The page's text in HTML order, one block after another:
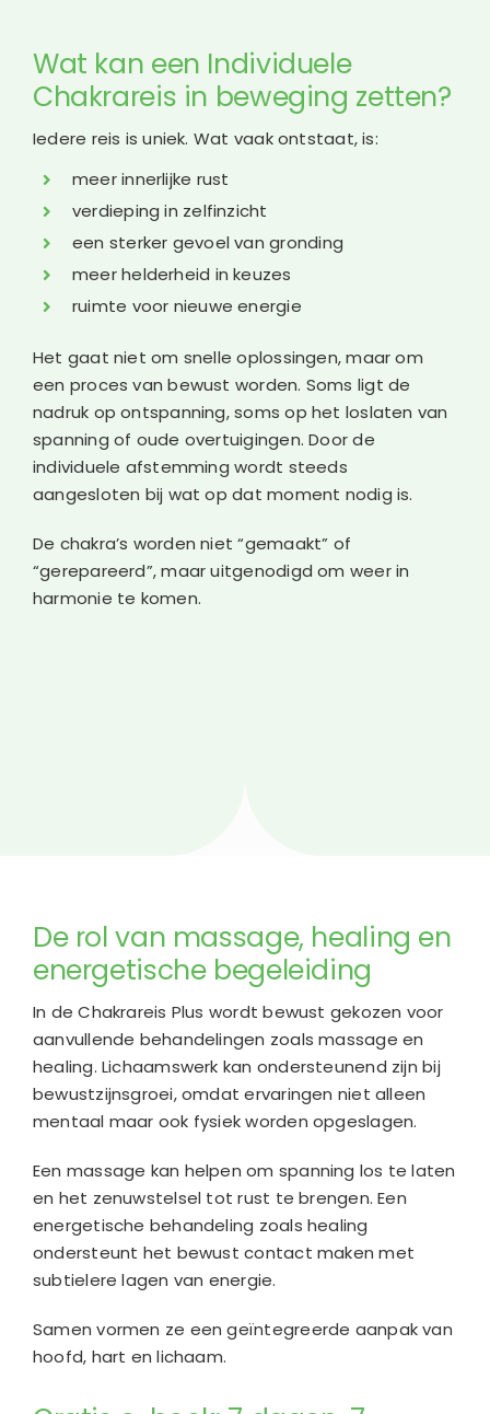
Wat kan een Individuele
Chakrareis in beweging zetten?
Iedere reis is uniek. Wat vaak ontstaat, is:
meer innerlijke rust
verdieping in zelfinzicht
een sterker gevoel van gronding
meer helderheid in keuzes
ruimte voor nieuwe energie
Het gaat niet om snelle oplossingen, maar om
een proces van bewust worden. Soms ligt de
nadruk op ontspanning, soms op het loslaten van
spanning of oude overtuigingen. Door de
individuele afstemming wordt steeds
aangesloten bij wat op dat moment nodig is.
De chakra’s worden niet “gemaakt” of
“gerepareerd”, maar uitgenodigd om weer in
harmonie te komen.
De rol van massage, healing en
energetische begeleiding
In de Chakrareis Plus wordt bewust gekozen voor
aanvullende behandelingen zoals massage en
healing. Lichaamswerk kan ondersteunend zijn bij
bewustzijnsgroei, omdat ervaringen niet alleen
mentaal maar ook fysiek worden opgeslagen.
Een massage kan helpen om spanning los te laten
en het zenuwstelsel tot rust te brengen. Een
energetische behandeling zoals healing
ondersteunt het bewust contact maken met
subtielere lagen van energie.
Samen vormen ze een geïntegreerde aanpak van
hoofd, hart en lichaam.